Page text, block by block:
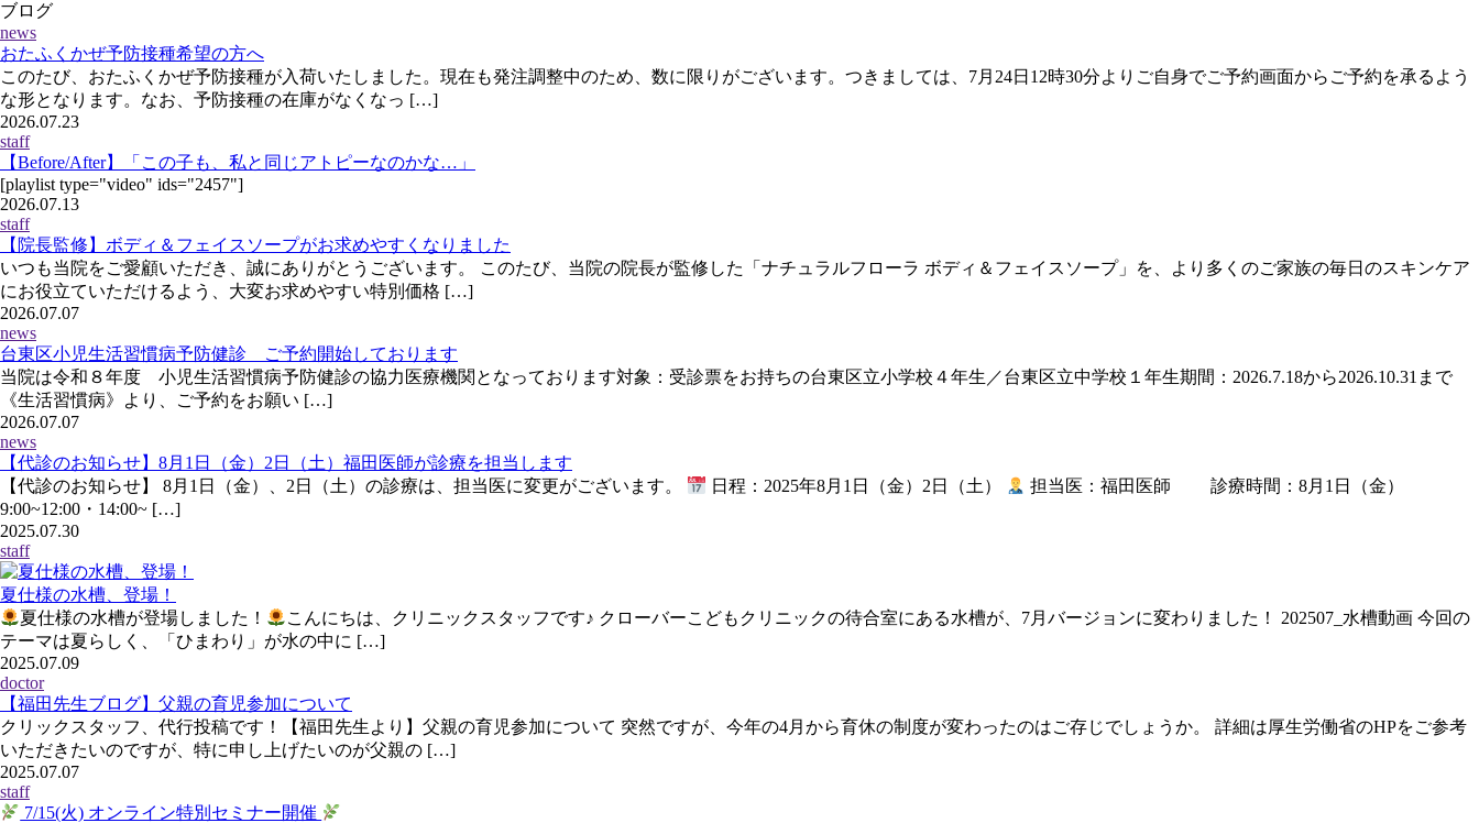
ブログ
news
おたふくかぜ予防接種希望の方へ
このたび、おたふくかぜ予防接種が入荷いたしました。現在も発注調整中のため、数に限りがございます。つきましては、7月24日12時30分よりご自身でご予約画面からご予約を承るよう
な形となります。なお、予防接種の在庫がなくなっ […]
2026.07.23
staff
【Before/After】「この子も、私と同じアトピーなのかな…」
[playlist type="video" ids="2457"]
2026.07.13
staff
【院長監修】ボディ＆フェイスソープがお求めやすくなりました
いつも当院をご愛顧いただき、誠にありがとうございます。 このたび、当院の院長が監修した「ナチュラルフローラ ボディ＆フェイスソープ」を、より多くのご家族の毎日のスキンケア
にお役立ていただけるよう、大変お求めやすい特別価格 […]
2026.07.07
news
台東区小児生活習慣病予防健診 ご予約開始しております
当院は令和８年度 小児生活習慣病予防健診の協力医療機関となっております対象：受診票をお持ちの台東区立小学校４年生／台東区立中学校１年生期間：2026.7.18から2026.10.31まで
《生活習慣病》より、ご予約をお願い […]
2026.07.07
news
【代診のお知らせ】8月1日（金）2日（土）福田医師が診療を担当します
【代診のお知らせ】 8月1日（金）、2日（土）の診療は、担当医に変更がございます。
日程：2025年8月1日（金）2日（土）
担当医：福田医師 診療時間：8月1日（金）
9:00~12:00・14:00~ […]
2025.07.30
staff
夏仕様の水槽、登場！
夏仕様の水槽が登場しました！
こんにちは、クリニックスタッフです♪ クローバーこどもクリニックの待合室にある水槽が、7月バージョンに変わりました！ 202507_水槽動画 今回の
テーマは夏らしく、「ひまわり」が水の中に […]
2025.07.09
doctor
【福田先生ブログ】父親の育児参加について
クリックスタッフ、代行投稿です！【福田先生より】父親の育児参加について 突然ですが、今年の4月から育休の制度が変わったのはご存じでしょうか。 詳細は厚生労働省のHPをご参考
いただきたいのですが、特に申し上げたいのが父親の […]
2025.07.07
staff
7/15(火) オンライン特別セミナー開催